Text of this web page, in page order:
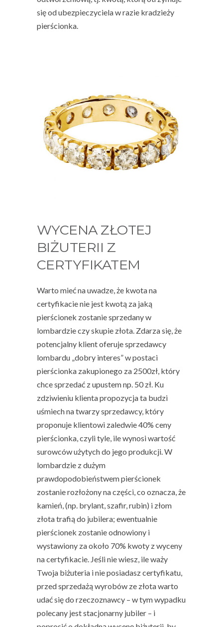
się od ubezpieczyciela w razie kradzieży
pierścionka.
WYCENA ZŁOTEJ
BIŻUTERII Z
CERTYFIKATEM
Warto mieć na uwadze, że kwota na
certyfikacie nie jest kwotą za jaką
pierścionek zostanie sprzedany w
lombardzie czy skupie złota. Zdarza się, że
potencjalny klient oferuje sprzedawcy
lombardu „dobry interes” w postaci
pierścionka zakupionego za 2500zł, który
chce sprzedać z upustem np. 50 zł. Ku
zdziwieniu klienta propozycja ta budzi
uśmiech na twarzy sprzedawcy, który
proponuje klientowi zaledwie 40% ceny
pierścionka, czyli tyle, ile wynosi wartość
surowców użytych do jego produkcji. W
lombardzie z dużym
prawdopodobieństwem pierścionek
zostanie rozłożony na części, co oznacza, że
kamień, (np. brylant, szafir, rubin) i złom
złota trafią do jubilera; ewentualnie
pierścionek zostanie odnowiony i
wystawiony za około 70% kwoty z wyceny
na certyfikacie. Jeśli nie wiesz, ile waży
Twoja biżuteria i nie posiadasz certyfikatu,
przed sprzedażą wyrobów ze złota warto
udać się do rzeczoznawcy – w tym wypadku
polecany jest stacjonarny jubiler – i